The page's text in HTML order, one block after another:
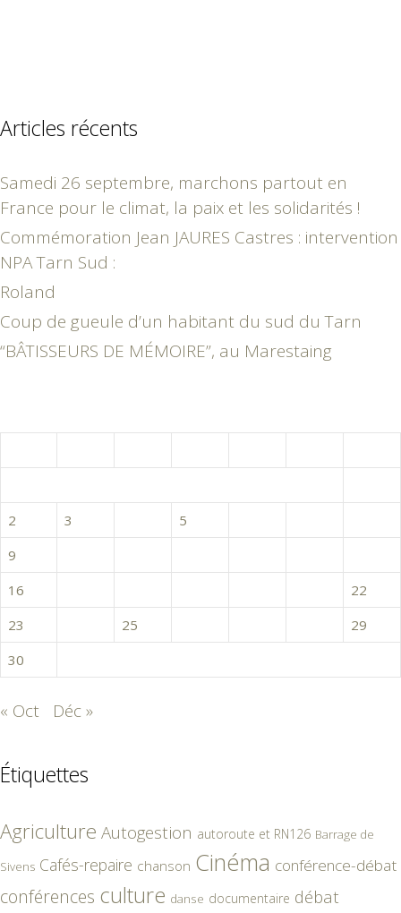
Articles récents
Samedi 26 septembre, marchons partout en
France pour le climat, la paix et les solidarités !
Commémoration Jean JAURES Castres : intervention
NPA Tarn Sud :
Roland
Coup de gueule d’un habitant du sud du Tarn
“BÂTISSEURS DE MÉMOIRE”, au Marestaing
2
3 5
9
16
22
23
25
29
30
« Oct Déc »
Étiquettes
Agriculture Autogestion autoroute et RN126 Barrage de
Sivens Cafés-repaire chanson Cinéma conférence-débat
conférences culture danse documentaire débat